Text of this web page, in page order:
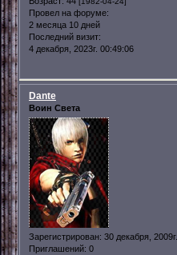
Провел на форуме:
2 месяца 10 дней
Последний визит:
4 декабря, 2023г. 00:49:06
Dante
Воин Света
Зарегистрирован: 30 декабря, 2009г.
Приглашений: 0